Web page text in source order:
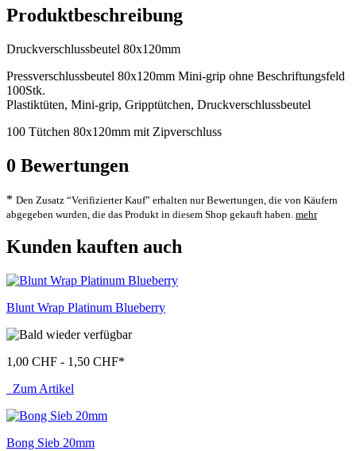
Produktbeschreibung
Druckverschlussbeutel 80x120mm
Pressverschlussbeutel 80x120mm Mini-grip ohne Beschriftungsfeld
100Stk.
Plastiktüten, Mini-grip, Gripptütchen, Druckverschlussbeutel
100 Tütchen 80x120mm mit Zipverschluss
0 Bewertungen
* Den Zusatz “Verifizierter Kauf” erhalten nur Bewertungen, die von Käufern
abgegeben wurden, die das Produkt in diesem Shop gekauft haben. mehr
Kunden kauften auch
Blunt Wrap Platinum Blueberry
1,00 CHF - 1,50 CHF*
Zum Artikel
Bong Sieb 20mm